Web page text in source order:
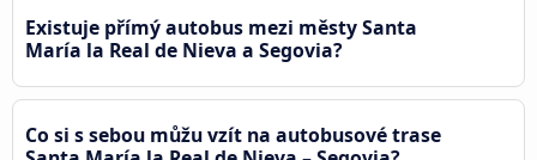
Existuje přímý autobus mezi městy Santa
María la Real de Nieva a Segovia?
Co si s sebou můžu vzít na autobusové trase